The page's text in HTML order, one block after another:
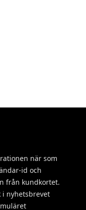
när som
id och
från kundkortet.
i nyhetsbrevet